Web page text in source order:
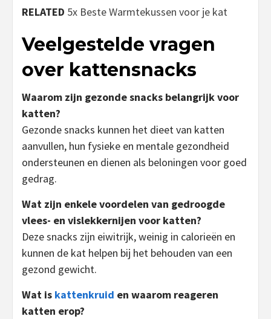
RELATED 5x Beste Warmtekussen voor je kat
Veelgestelde vragen
over kattensnacks
Waarom zijn gezonde snacks belangrijk voor
katten?
Gezonde snacks kunnen het dieet van katten
aanvullen, hun fysieke en mentale gezondheid
ondersteunen en dienen als beloningen voor goed
gedrag.
Wat zijn enkele voordelen van gedroogde
vlees- en vislekkernijen voor katten?
Deze snacks zijn eiwitrijk, weinig in calorieën en
kunnen de kat helpen bij het behouden van een
gezond gewicht.
Wat is kattenkruid en waarom reageren
katten erop?